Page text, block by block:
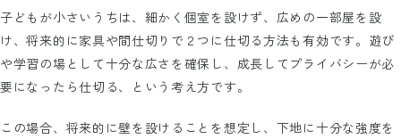
子どもが小さいうちは、細かく個室を設けず、広めの一部屋を設
け、将来的に家具や間仕切りで２つに仕切る方法も有効です。遊び
や学習の場として十分な広さを確保し、成長してプライバシーが必
要になったら仕切る、という考え方です。
この場合、将来的に壁を設けることを想定し、下地に十分な強度を